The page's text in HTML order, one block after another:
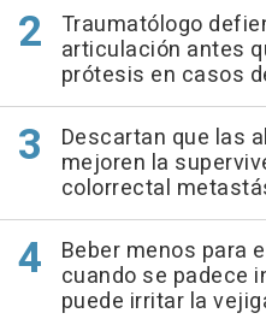
Traumatólogo
articulación antes
prótesis en casos
Descartan que las
mejoren la
colorrectal
Beber menos para
cuando se padece
puede irritar la